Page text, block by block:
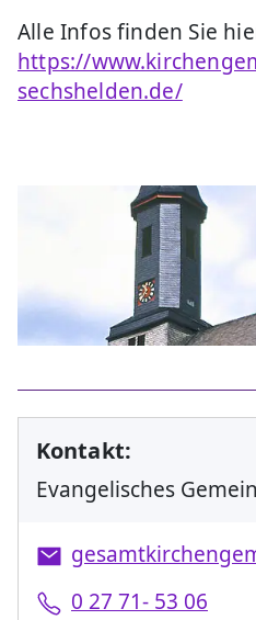
Alle Infos finden Sie
https://
sechshelden.de/
Kontakt:
Evangelisches
0 27 71- 53 06